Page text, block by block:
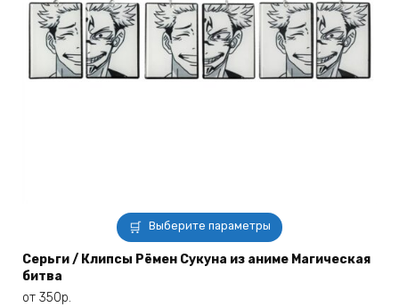
Выберите параметры
Этот
товар
имеет
Серьги / Клипсы Рёмен Сукуна из аниме Магическая
битва
от 350р.